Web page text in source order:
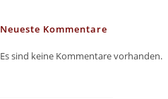
Neueste Kommentare
Es sind keine Kommentare vorhanden.